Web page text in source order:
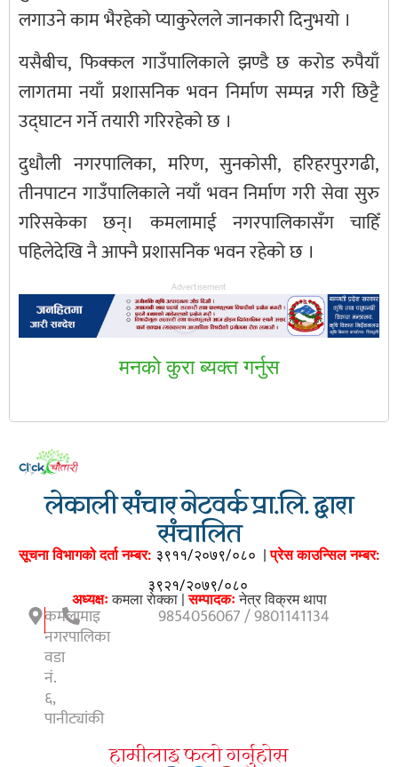
लगाउने काम भैरहेको प्याकुरेलले जानकारी दिनुभयो ।
यसैबीच, फिक्कल गाउँपालिकाले झण्डै छ करोड रुपैयाँ
लागतमा नयाँ प्रशासनिक भवन निर्माण सम्पन्न गरी छिट्टै
उद्घाटन गर्ने तयारी गरिरहेको छ ।
दुधौली नगरपालिका, मरिण, सुनकोसी, हरिहरपुरगढी,
तीनपाटन गाउँपालिकाले नयाँ भवन निर्माण गरी सेवा सुरु
गरिसकेका छन्। कमलामाई नगरपालिकासँग चाहिँ
पहिलेदेखि नै आफ्नै प्रशासनिक भवन रहेको छ ।
Advertisement
मनकाे कुरा ब्यक्त गर्नुस
लेकाली संचार नेटवर्क प्रा.लि. द्वारा
संचालित
सूचना विभागको दर्ता नम्बर: ३९११/२०७९/०८० |प्रेस काउन्सिल नम्बर:
३९२१/२०७९/०८०
अध्यक्षःकमला राेक्का |सम्पादकःनेत्र विक्रम थापा
कमलामाइ
नगरपालिका
वडा
नं.
६,
पानीट्यांकी
9854056067 / 9801141134
हामीलाइ फलाे गर्नुहाेस